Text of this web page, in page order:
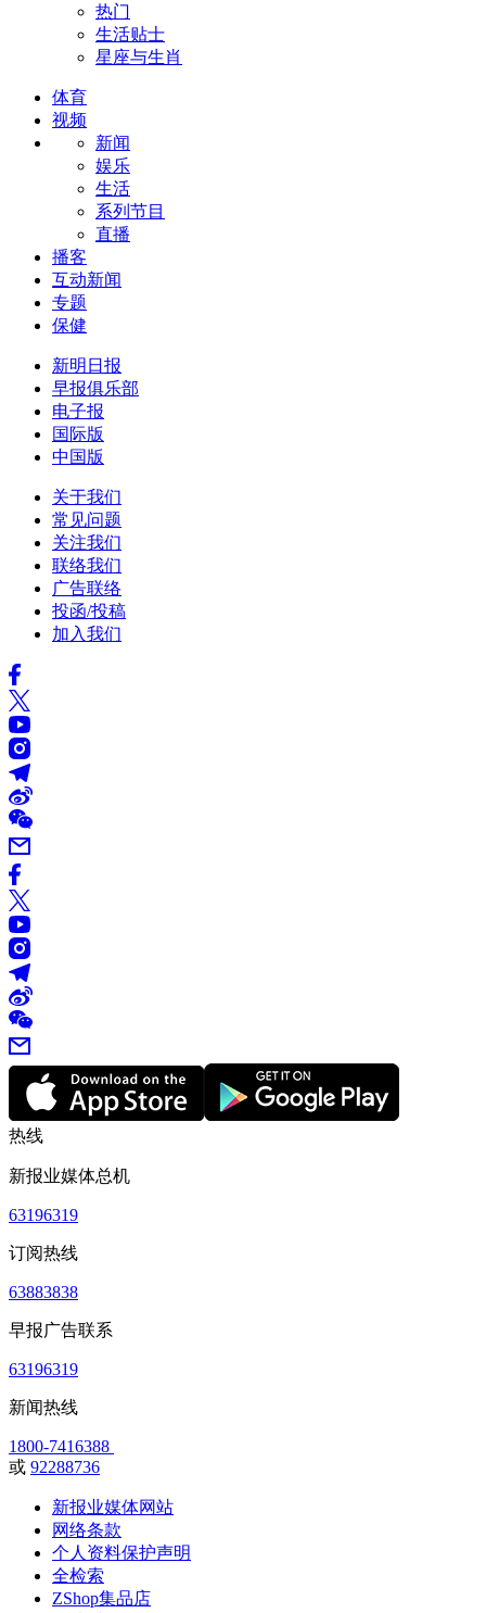
热门
生活贴士
星座与生肖
体育
视频
新闻
娱乐
生活
系列节目
直播
播客
互动新闻
专题
保健
新明日报
早报俱乐部
电子报
国际版
中国版
关于我们
常见问题
关注我们
联络我们
广告联络
投函/投稿
加入我们
热线
新报业媒体总机
63196319
订阅热线
63883838
早报广告联系
63196319
新闻热线
1800-7416388
或 92288736
新报业媒体网站
网络条款
个人资料保护声明
全检索
ZShop集品店